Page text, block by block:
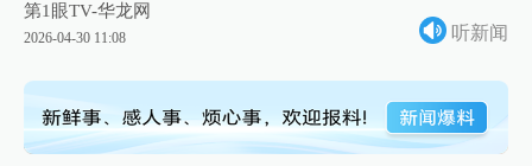
第1眼TV-华龙网
2026-04-30 11:08 听新闻